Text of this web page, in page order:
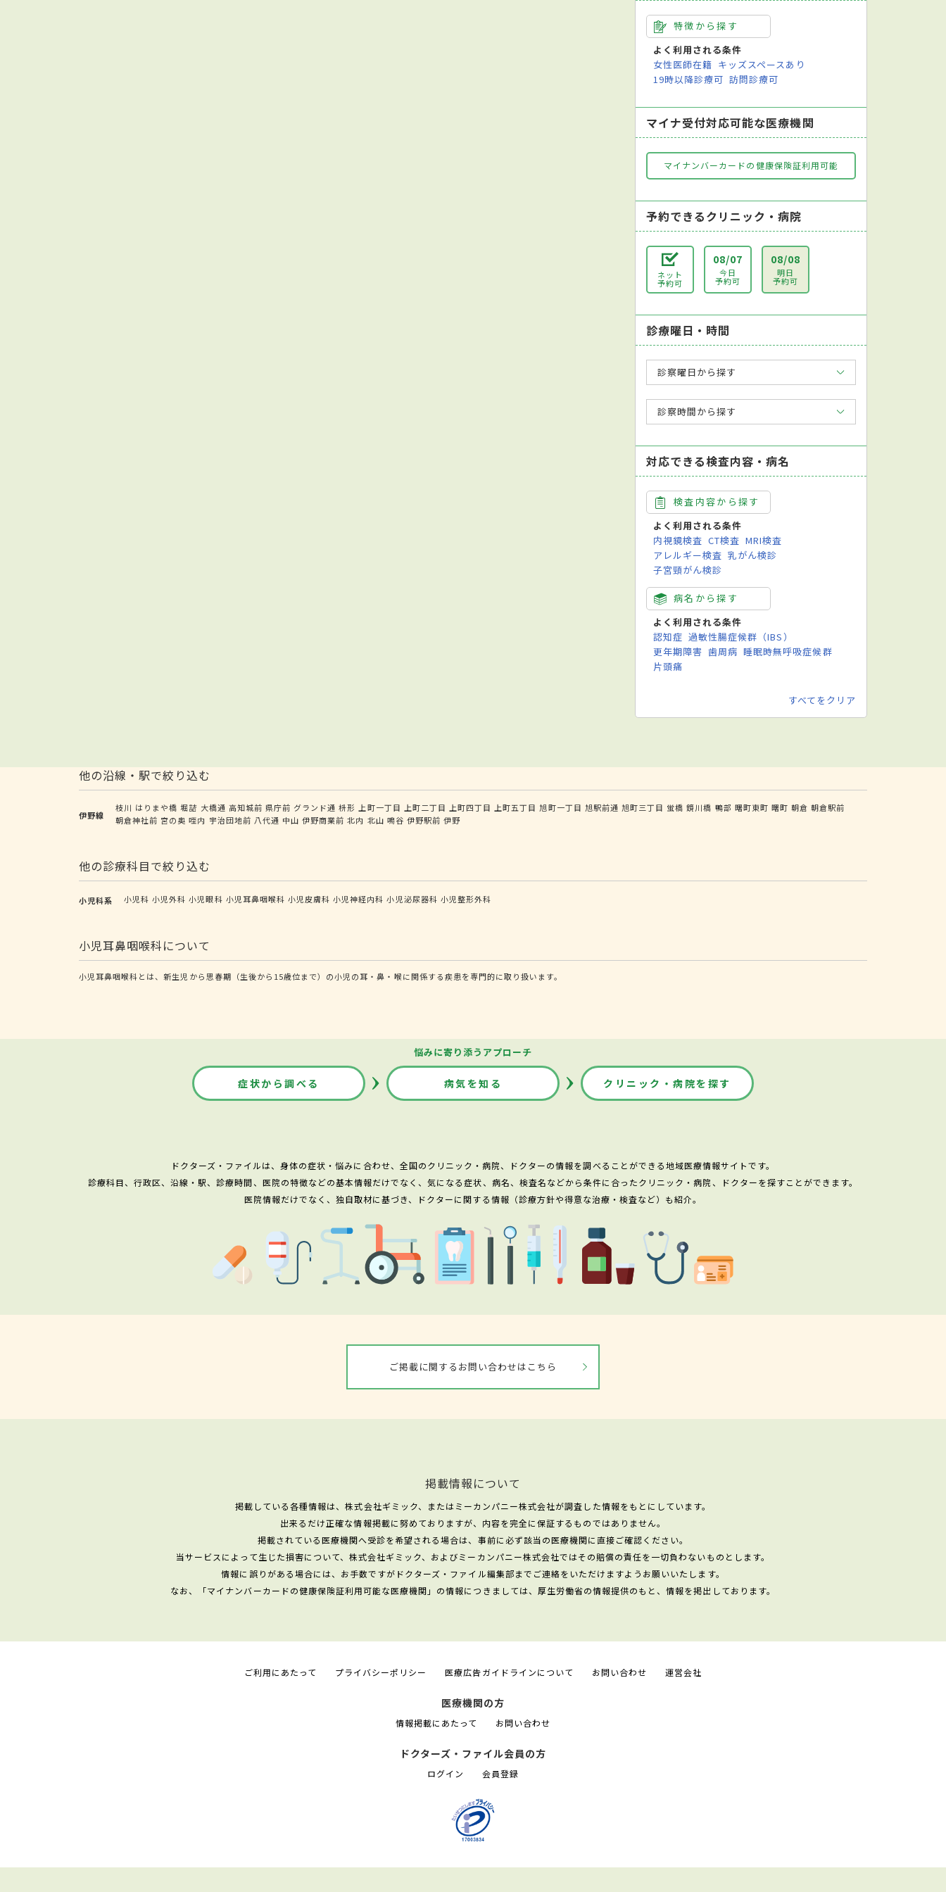
特徴から探す
よく利用される条件
女性医師在籍 キッズスペースあり
19時以降診療可 訪問診療可
マイナ受付対応可能な医療機関
マイナンバーカードの健康保険証利用可能
予約できるクリニック・病院
ネット
予約可
08/07
今日
予約可
08/08
明日
予約可
診療曜日・時間
診察曜日から探す
診察時間から探す
対応できる検査内容・病名
検査内容から探す
よく利用される条件
内視鏡検査 CT検査 MRI検査
アレルギー検査 乳がん検診
子宮頸がん検診
病名から探す
よく利用される条件
認知症 過敏性腸症候群（IBS）
更年期障害 歯周病 睡眠時無呼吸症候群
片頭痛
すべてをクリア
他の沿線・駅で絞り込む
伊野線
枝川 はりまや橋 堀詰 大橋通 高知城前 県庁前 グランド通 枡形 上町一丁目 上町二丁目 上町四丁目 上町五丁目 旭町一丁目 旭駅前通 旭町三丁目 蛍橋 鏡川橋 鴨部 曙町東町 曙町 朝倉 朝倉駅前
朝倉神社前 宮の奥 咥内 宇治団地前 八代通 中山 伊野商業前 北内 北山 鳴谷 伊野駅前 伊野
他の診療科目で絞り込む
小児科系 小児科 小児外科 小児眼科 小児耳鼻咽喉科 小児皮膚科 小児神経内科 小児泌尿器科 小児整形外科
小児耳鼻咽喉科について
小児耳鼻咽喉科とは、新生児から思春期（生後から15歳位まで）の小児の耳・鼻・喉に関係する疾患を専門的に取り扱います。
悩みに寄り添うアプローチ
症状から調べる 病気を知る クリニック・病院を探す
ドクターズ・ファイルは、身体の症状・悩みに合わせ、全国のクリニック・病院、ドクターの情報を調べることができる地域医療情報サイトです。
診療科目、行政区、沿線・駅、診療時間、医院の特徴などの基本情報だけでなく、気になる症状、病名、検査名などから条件に合ったクリニック・病院、ドクターを探すことができます。
医院情報だけでなく、独自取材に基づき、ドクターに関する情報（診療方針や得意な治療・検査など）も紹介。
ご掲載に関するお問い合わせはこちら
掲載情報について
掲載している各種情報は、株式会社ギミック、またはミーカンパニー株式会社が調査した情報をもとにしています。
出来るだけ正確な情報掲載に努めておりますが、内容を完全に保証するものではありません。
掲載されている医療機関へ受診を希望される場合は、事前に必ず該当の医療機関に直接ご確認ください。
当サービスによって生じた損害について、株式会社ギミック、およびミーカンパニー株式会社ではその賠償の責任を一切負わないものとします。
情報に誤りがある場合には、お手数ですがドクターズ・ファイル編集部までご連絡をいただけますようお願いいたします。
なお、「マイナンバーカードの健康保険証利用可能な医療機関」の情報につきましては、厚生労働省の情報提供のもと、情報を掲出しております。
ご利用にあたって プライバシーポリシー 医療広告ガイドラインについて お問い合わせ 運営会社
医療機関の方
情報掲載にあたって お問い合わせ
ドクターズ・ファイル会員の方
ログイン 会員登録